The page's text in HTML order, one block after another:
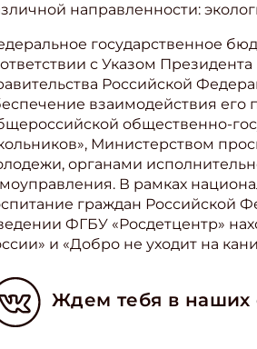
направленности:
государственное
с Указом
Российской
взаимодействия его
общественно-
Министерством
органами
В рамках
граждан Российской
ФГБУ «Росдетцентр»
и «Добро не уходит на
Ждем тебя в наших